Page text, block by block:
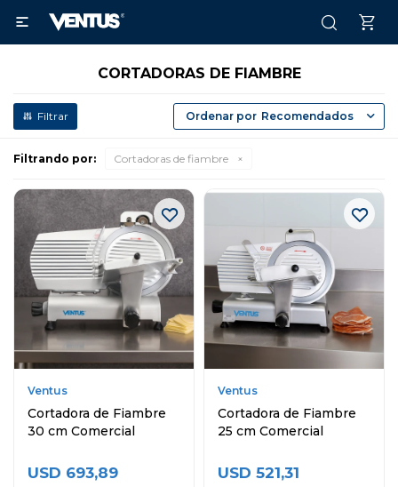

CORTADORAS DE FIAMBRE
Recomendados
Filtrando por: Cortadoras de fiambre
Ventus
Cortadora de Fiambre
30 cm Comercial
USD 693,89
Ventus
Cortadora de Fiambre
25 cm Comercial
USD 521,31